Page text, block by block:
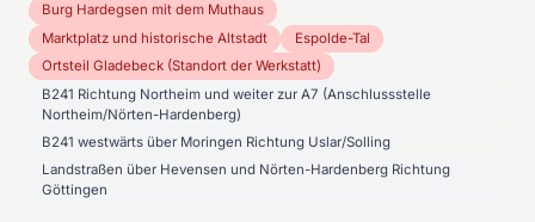
Burg Hardegsen mit dem Muthaus
Marktplatz und historische Altstadt
Espolde-Tal
Ortsteil Gladebeck (Standort der Werkstatt)
B241 Richtung Northeim und weiter zur A7 (Anschlussstelle
Northeim/Nörten-Hardenberg)
B241 westwärts über Moringen Richtung Uslar/Solling
Landstraßen über Hevensen und Nörten-Hardenberg Richtung
Göttingen